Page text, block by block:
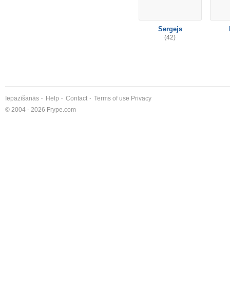
Sergejs
(42)
Iepazīšanās Help Contact Terms of use Privacy
© 2004 - 2026 Frype.com